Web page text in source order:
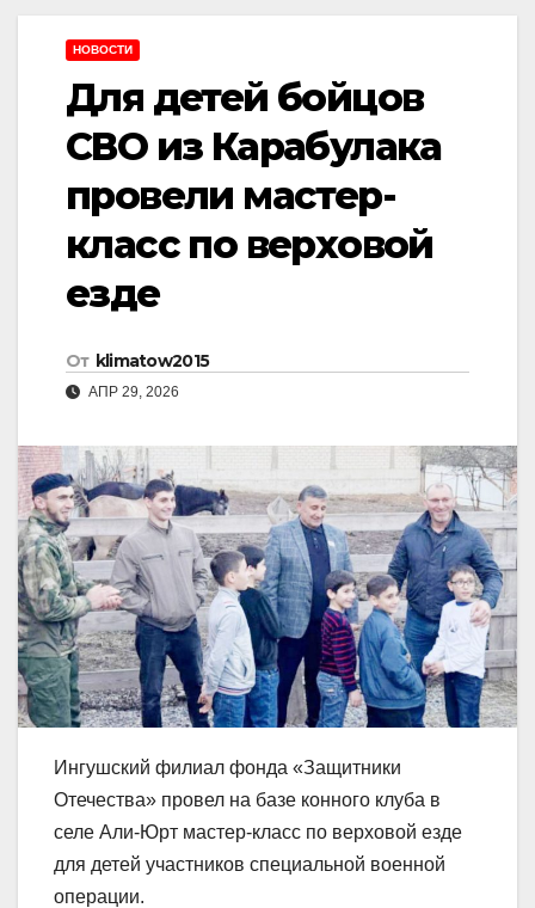
НОВОСТИ
Для детей бойцов
СВО из Карабулака
провели мастер-
класс по верховой
езде
От klimatow2015
АПР 29, 2026
Ингушский филиал фонда «Защитники
Отечества» провел на базе конного клуба в
селе Али-Юрт мастер-класс по верховой езде
для детей участников специальной военной
операции.